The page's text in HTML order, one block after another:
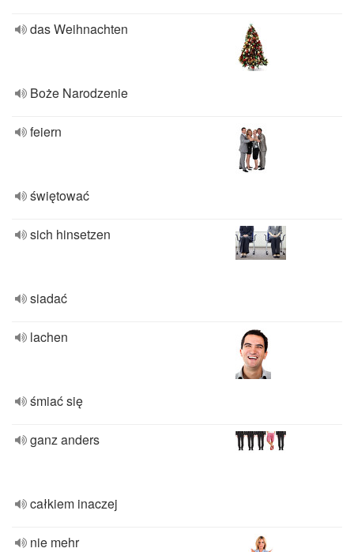
das Weihnachten
Boże Narodzenie
feiern
świętować
sich hinsetzen
siadać
lachen
śmiać się
ganz anders
całkiem inaczej
nie mehr